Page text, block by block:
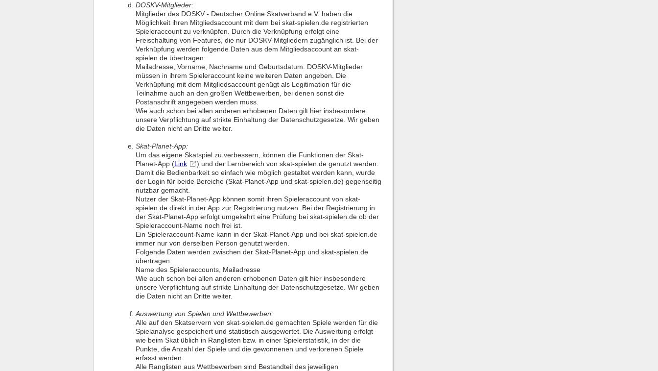
DOSKV-Mitglieder:
Mitglieder des DOSKV - Deutscher Online Skatverband e.V. haben die
Möglichkeit ihren Mitgliedsaccount mit dem bei skat-spielen.de registrierten
Spieleraccount zu verknüpfen. Durch die Verknüpfung erfolgt eine
Freischaltung von Features, die nur DOSKV-Mitgliedern zugänglich ist. Bei der
Verknüpfung werden folgende Daten aus dem Mitgliedsaccount an skat-
spielen.de übertragen:
Mailadresse, Vorname, Nachname und Geburtsdatum. DOSKV-Mitglieder
müssen in ihrem Spieleraccount keine weiteren Daten angeben. Die
Verknüpfung mit dem Mitgliedsaccount genügt als Legitimation für die
Teilnahme auch an den großen Wettbewerben, bei denen sonst die
Postanschrift angegeben werden muss.
Wie auch schon bei allen anderen erhobenen Daten gilt hier insbesondere
unsere Verpflichtung auf strikte Einhaltung der Datenschutzgesetze. Wir geben
die Daten nicht an Dritte weiter.
Skat-Planet-App:
Um das eigene Skatspiel zu verbessern, können die Funktionen der Skat-
Planet-App (Link
) und der Lernbereich von skat-spielen.de genutzt werden.
Damit die Bedienbarkeit so einfach wie möglich gestaltet werden kann, wurde
der Login für beide Bereiche (Skat-Planet-App und skat-spielen.de) gegenseitig
nutzbar gemacht.
Nutzer der Skat-Planet-App können somit ihren Spieleraccount von skat-
spielen.de direkt in der App zur Registrierung nutzen. Bei der Registrierung in
der Skat-Planet-App erfolgt umgekehrt eine Prüfung bei skat-spielen.de ob der
Spieleraccount-Name noch frei ist.
Ein Spieleraccount-Name kann in der Skat-Planet-App und bei skat-spielen.de
immer nur von derselben Person genutzt werden.
Folgende Daten werden zwischen der Skat-Planet-App und skat-spielen.de
übertragen:
Name des Spieleraccounts, Mailadresse
Wie auch schon bei allen anderen erhobenen Daten gilt hier insbesondere
unsere Verpflichtung auf strikte Einhaltung der Datenschutzgesetze. Wir geben
die Daten nicht an Dritte weiter.
Auswertung von Spielen und Wettbewerben:
Alle auf den Skatservern von skat-spielen.de gemachten Spiele werden für die
Spielanalyse gespeichert und statistisch ausgewertet. Die Auswertung erfolgt
wie beim Skat üblich in Ranglisten bzw. in einer Spielerstatistik, in der die
Punkte, die Anzahl der Spiele und die gewonnenen und verlorenen Spiele
erfasst werden.
Alle Ranglisten aus Wettbewerben sind Bestandteil des jeweiligen